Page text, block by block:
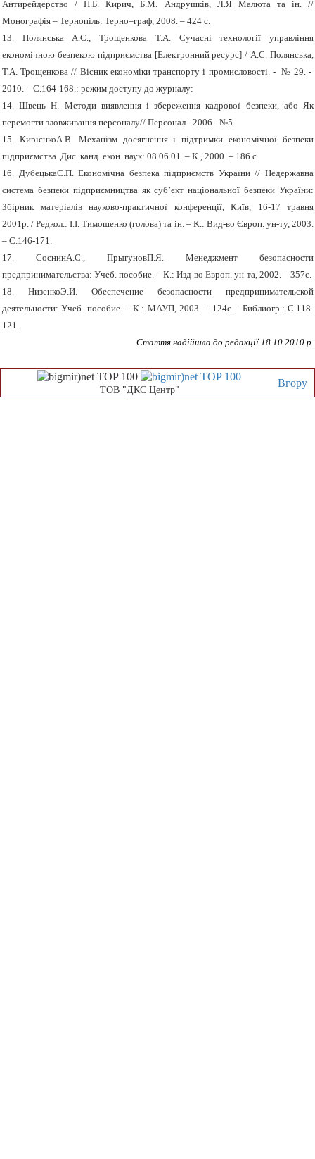
Антирейдерство / Н.Б. Кирич, Б.М. Андрушків, Л.Я Малюта та ін. //
Монографія – Тернопіль: Терно–граф, 2008. – 424 с.
13. Полянська А.С., Трощенкова Т.А. Cучасні технології управління
економічною безпекою підприємства [Електронний ресурс] / А.С. Полянська,
Т.А. Трощенкова // Вісник економіки транспорту і промисловості. - № 29. -
2010. – С.164-168.: режим доступу до журналу:
14. Швець Н. Методи виявлення і збереження кадрової безпеки, або Як
перемогти зловживання персоналу// Персонал - 2006.- №5
15. КирієнкоА.В. Механізм досягнення і підтримки економічної безпеки
підприємства. Дис. канд. екон. наук: 08.06.01. – К., 2000. – 186 с.
16. ДубецькаС.П. Економічна безпека підприємств України // Недержавна
система безпеки підприємництва як суб’єкт національної безпеки України:
Збірник матеріалів науково-практичної конференції, Київ, 16-17 травня
2001р. / Редкол.: І.І. Тимошенко (голова) та ін. – К.: Вид-во Європ. ун-ту, 2003.
– С.146-171.
17. СоснинА.С., ПрыгуновП.Я. Менеджмент безопасности
предпринимательства: Учеб. пособие. – К.: Изд-во Европ. ун-та, 2002. – 357с.
18. НизенкоЭ.И. Обеспечение безопасности предпринимательской
деятельности: Учеб. пособие. – К.: МАУП, 2003. – 124с. - Библиогр.: С.118-
121.
Стаття надійшла до редакції 18.10.2010 р.
Вгору
ТОВ "ДКС Центр"